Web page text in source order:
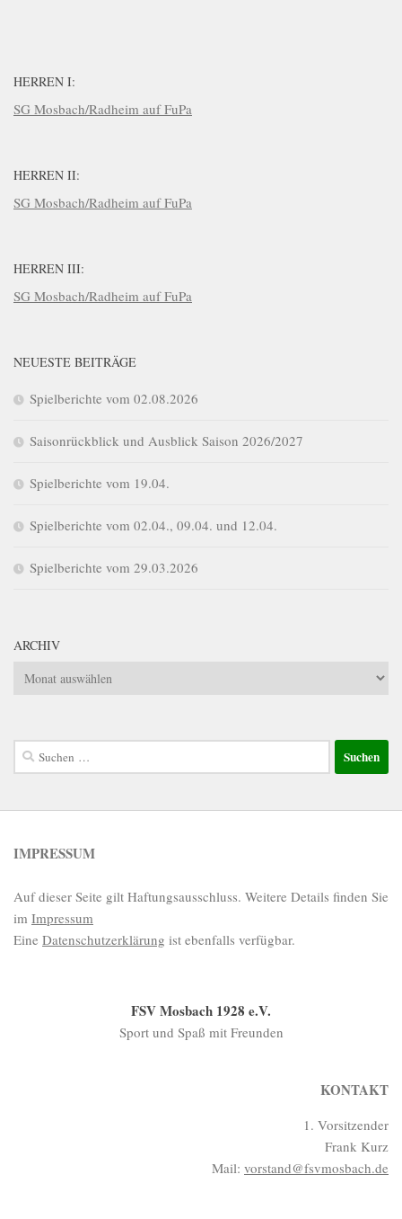
HERREN I:
SG Mosbach/Radheim auf FuPa
HERREN II:
SG Mosbach/Radheim auf FuPa
HERREN III:
SG Mosbach/Radheim auf FuPa
NEUESTE BEITRÄGE
Spielberichte vom 02.08.2026
Saisonrückblick und Ausblick Saison 2026/2027
Spielberichte vom 19.04.
Spielberichte vom 02.04., 09.04. und 12.04.
Spielberichte vom 29.03.2026
ARCHIV
Archiv
Suchen
nach:
IMPRESSUM
Auf dieser Seite gilt Haftungsausschluss. Weitere Details finden Sie
im Impressum
Eine Datenschutzerklärung ist ebenfalls verfügbar.
FSV Mosbach 1928 e.V.
Sport und Spaß mit Freunden
KONTAKT
1. Vorsitzender
Frank Kurz
Mail: vorstand@fsvmosbach.de